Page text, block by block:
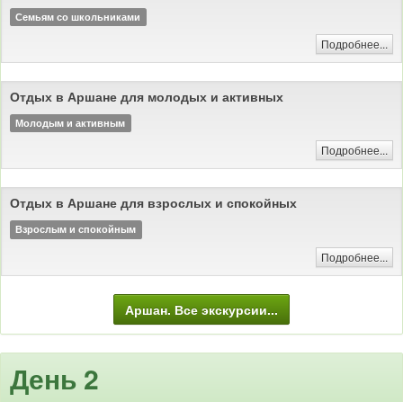
Семьям со школьниками
Подробнее...
Отдых в Аршане для молодых и активных
Молодым и активным
Подробнее...
Отдых в Аршане для взрослых и спокойных
Взрослым и спокойным
Подробнее...
Аршан. Все экскурсии...
День 2